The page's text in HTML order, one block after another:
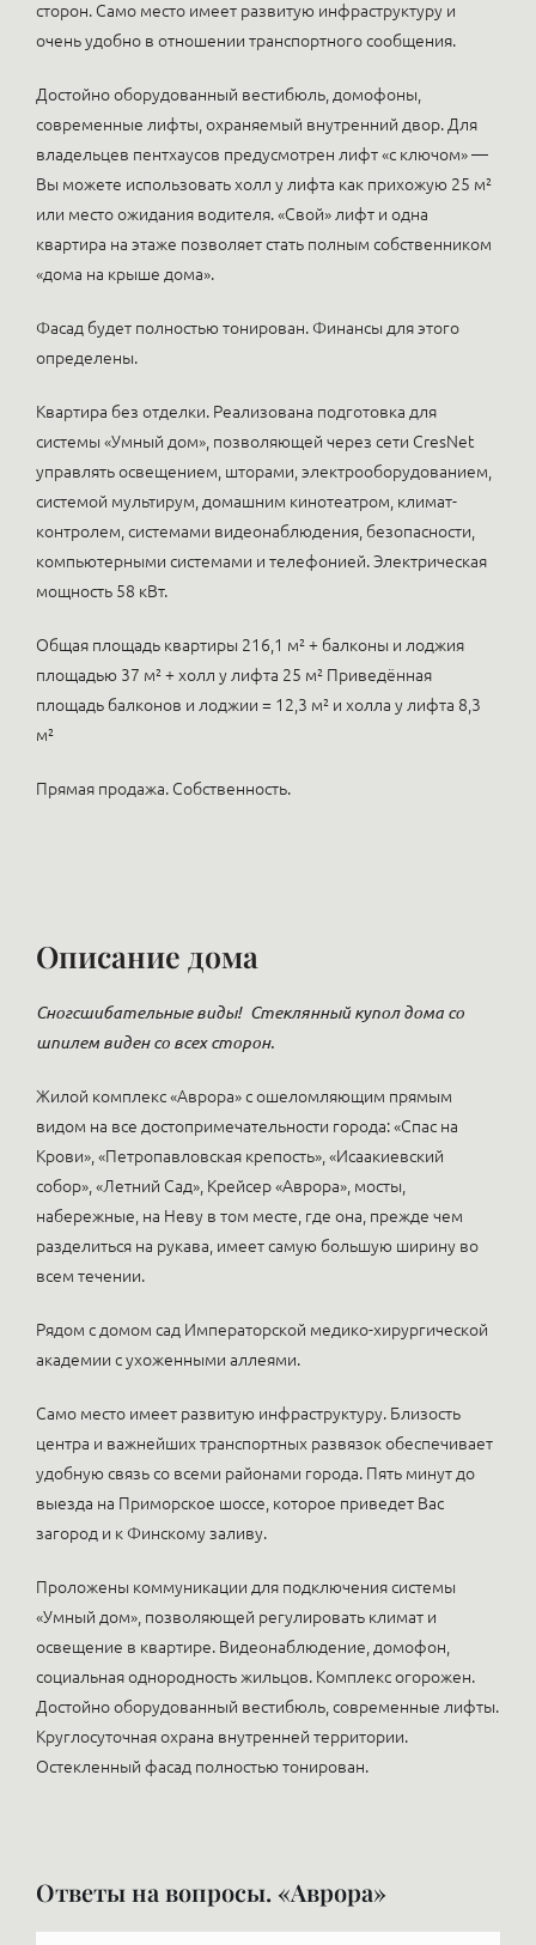
сторон. Само место имеет развитую инфраструктуру и
очень удобно в отношении транспортного сообщения.
Достойно оборудованный вестибюль, домофоны,
современные лифты, охраняемый внутренний двор. Для
владельцев пентхаусов предусмотрен лифт «с ключом» —
Вы можете использовать холл у лифта как прихожую 25 м²
или место ожидания водителя. «Свой» лифт и одна
квартира на этаже позволяет стать полным собственником
«дома на крыше дома».
Фасад будет полностью тонирован. Финансы для этого
определены.
Квартира без отделки. Реализована подготовка для
системы «Умный дом», позволяющей через сети CresNet
управлять освещением, шторами, электрооборудованием,
системой мультирум, домашним кинотеатром, климат-
контролем, системами видеонаблюдения, безопасности,
компьютерными системами и телефонией. Электрическая
мощность 58 кВт.
Общая площадь квартиры 216,1 м² + балконы и лоджия
площадью 37 м² + холл у лифта 25 м² Приведённая
площадь балконов и лоджии = 12,3 м² и холла у лифта 8,3
м²
Прямая продажа. Собственность.
Описание дома
Сногсшибательные виды! Стеклянный купол дома со
шпилем виден со всех сторон.
Жилой комплекс «Аврора» с ошеломляющим прямым
видом на все достопримечательности города: «Спас на
Крови», «Петропавловская крепость», «Исаакиевский
собор», «Летний Сад», Крейсер «Аврора», мосты,
набережные, на Неву в том месте, где она, прежде чем
разделиться на рукава, имеет самую большую ширину во
всем течении.
Рядом с домом сад Императорской медико-хирургической
академии с ухоженными аллеями.
Само место имеет развитую инфраструктуру. Близость
центра и важнейших транспортных развязок обеспечивает
удобную связь со всеми районами города. Пять минут до
выезда на Приморское шоссе, которое приведет Вас
загород и к Финскому заливу.
Проложены коммуникации для подключения системы
«Умный дом», позволяющей регулировать климат и
освещение в квартире. Видеонаблюдение, домофон,
социальная однородность жильцов. Комплекс огорожен.
Достойно оборудованный вестибюль, современные лифты.
Круглосуточная охрана внутренней территории.
Остекленный фасад полностью тонирован.
Ответы на вопросы. «Аврора»